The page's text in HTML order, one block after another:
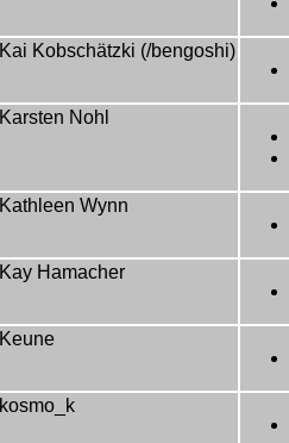
Kai Kobschätzki (/bengoshi)
Karsten Nohl
Kathleen Wynn
Kay Hamacher
Keune
kosmo_k